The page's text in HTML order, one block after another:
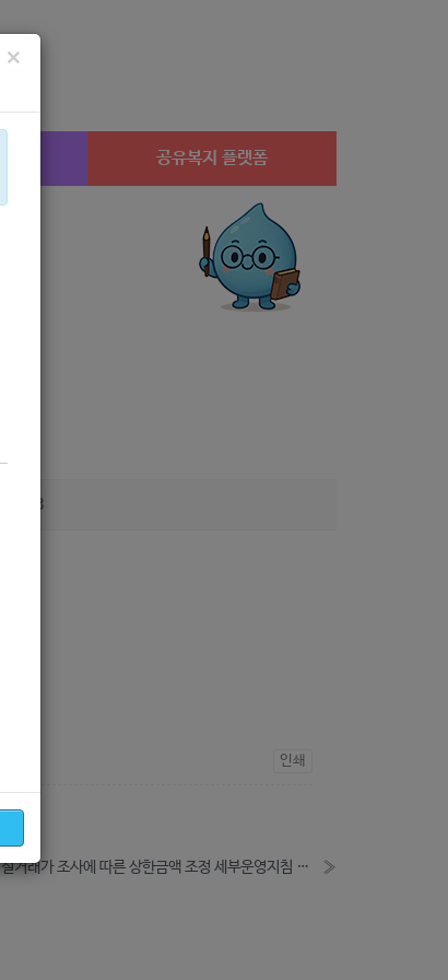
공유복지 플랫폼
후원 상계1
×
198
인쇄
2019년 약제 실거래가 조사에 따른 상한금액 조정 세부운영지침 안내 »